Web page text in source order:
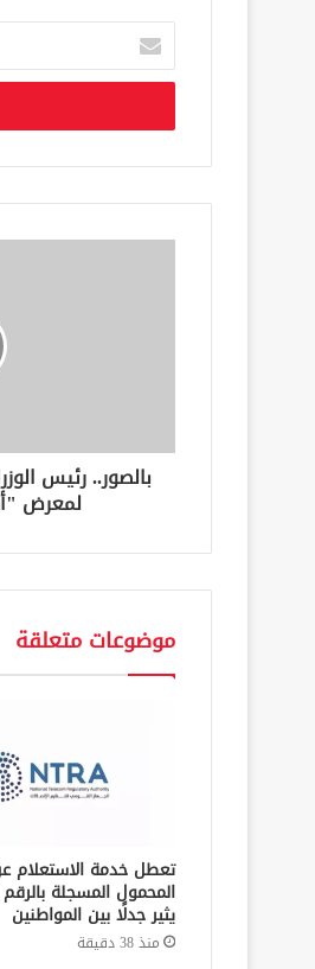
خ
ب
د
ك
ن
بالصور.. رئيس
لمعرض
موضوعات متعلقة
تعطل خدمة الاستعلام
المحمول المسجلة
يثير جدلًا بين المواطنين
منذ 38 دقيقة